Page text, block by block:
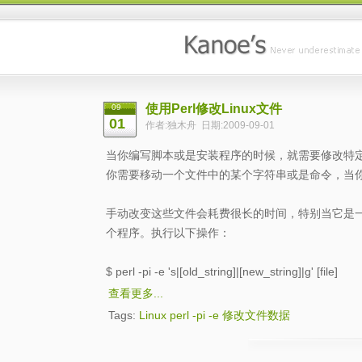
09
01
使用Perl修改Linux文件
作者:独木舟 日期:2009-09-01
当你编写脚本或是安装程序的时候，就需要修改
你需要移动一个文件中的某个字符串或是命令，
手动改变这些文件会耗费很长的时间，特别当它
个程序。执行以下操作：
$ perl -pi -e 's|[old_string]|[new_string]|g' [file]
查看更多...
Tags: Linux perl -pi -e 修改文件数据